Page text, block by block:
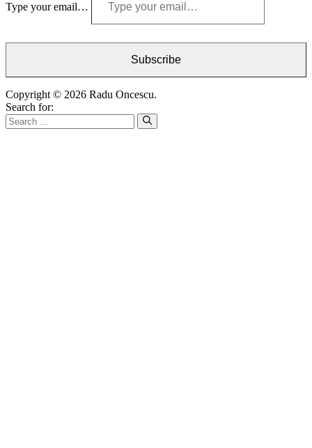
Type your email…
Subscribe
Copyright © 2026 Radu Oncescu.
Search for: